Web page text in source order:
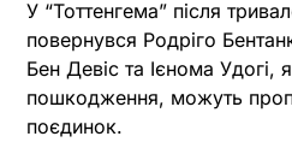
У “Тоттенгема” після
повернувся Родріго
Бен Девіс та Ієнома Удогі,
пошкодження, можуть
поєдинок.